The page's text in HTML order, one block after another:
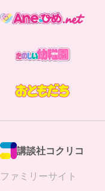
講談社コクリコ
ファミリーサイト